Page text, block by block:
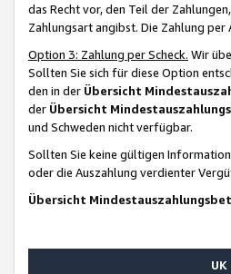
das Recht vor, den Teil der
Zahlungsart angibst. Die Zahlung
Option 3: Zahlung per Scheck. Wir
Sollten Sie sich für diese Option
den in der Übersicht
der Übersicht
und Schweden nicht verfügbar.
Sollten Sie keine gültigen
oder die Auszahlung verdienter
Übersicht
UK